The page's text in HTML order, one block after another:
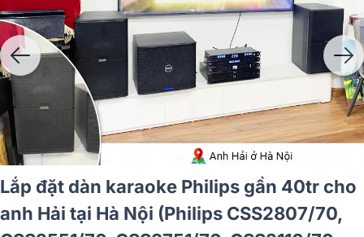
Lắp đặt dàn karaoke Philips gần 40tr cho
anh Hải tại Hà Nội (Philips CSS2807/70,